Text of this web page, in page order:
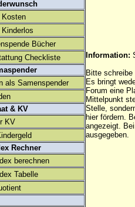
Kosten
Bücher
Checkliste
als Samenspender
& KV
KV
Rechner
berechnen
Tabelle
Information:
Bitte
Es bringt
Forum eine
Mittelpunkt
Stelle,
hier fördern.
angezeigt.
ausgegeben.